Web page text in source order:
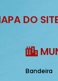
DO
Bandeira